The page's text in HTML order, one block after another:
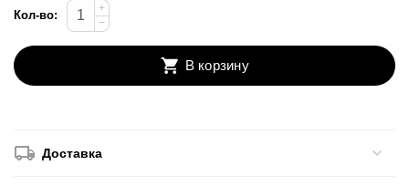
Кол-во:
+
−
В корзину
Доставка